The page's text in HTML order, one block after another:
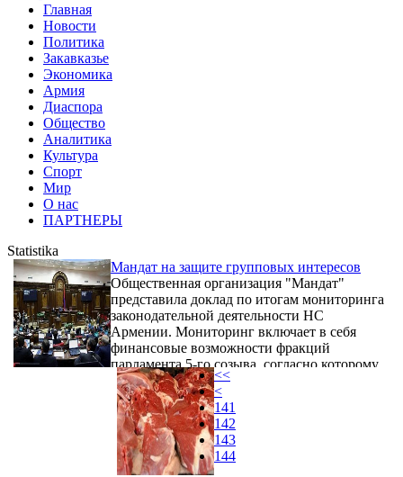
Главная
Новости
Политика
Закавказье
Экономика
Армия
Диаспора
Общество
Аналитика
Культура
Спорт
Мир
О нас
ПАРТНЕРЫ
Statistika
Мандат на защите групповых интересов
Общественная организация "Мандат"
представила доклад по итогам мониторинга
законодательной деятельности НС
Армении. Мониторинг включает в себя
финансовые возможности фракций
парламента 5-го созыва, согласно которому
20 из депутатов являются долларовыми
миллионерами.
<<
<
141
142
143
144